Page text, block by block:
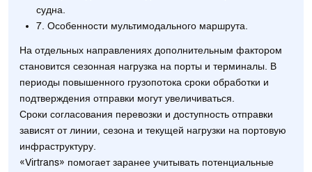
судна.
7. Особенности мультимодального маршрута.
На отдельных направлениях дополнительным фактором
становится сезонная нагрузка на порты и терминалы. В
периоды повышенного грузопотока сроки обработки и
подтверждения отправки могут увеличиваться.
Сроки согласования перевозки и доступность отправки
зависят от линии, сезона и текущей нагрузки на портовую
инфраструктуру.
«Virtrans» помогает заранее учитывать потенциальные